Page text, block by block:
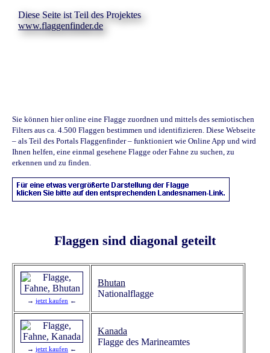
Diese Seite ist Teil des Projektes
www.flaggenfinder.de
Sie können hier online eine Flagge zuordnen und mittels des semiotischen
Filters aus ca. 4.500 Flaggen bestimmen und identifizieren. Diese Webseite
– als Teil des Portals Flaggenfinder – funktioniert wie Online App und wird
Ihnen helfen, eine einmal gesehene Flagge oder Fahne zu suchen, zu
erkennen und zu finden.
Flaggen sind diagonal geteilt
→ jetzt kaufen ←
Bhutan
Nationalflagge
→ jetzt kaufen ←
Kanada
Flagge des Marineamtes